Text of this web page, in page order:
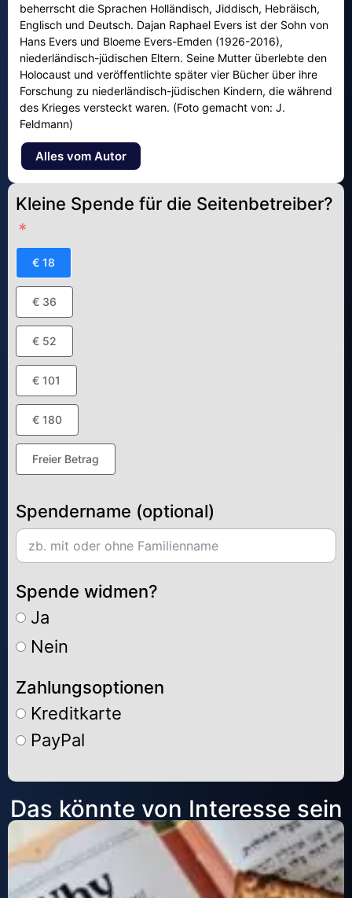
beherrscht die Sprachen Holländisch, Jiddisch, Hebräisch,
Englisch und Deutsch. Dajan Raphael Evers ist der Sohn von
Hans Evers und Bloeme Evers-Emden (1926-2016),
niederländisch-jüdischen Eltern. Seine Mutter überlebte den
Holocaust und veröffentlichte später vier Bücher über ihre
Forschung zu niederländisch-jüdischen Kindern, die während
des Krieges versteckt waren. (Foto gemacht von: J.
Feldmann)
Alles vom Autor
Kleine Spende für die Seitenbetreiber?
€ 18
€ 36
€ 52
€ 101
€ 180
Freier Betrag
Spendername (optional)
Spende widmen?
Ja
Nein
Zahlungsoptionen
Kreditkarte
PayPal
Alternative:
Das könnte von Interesse sein